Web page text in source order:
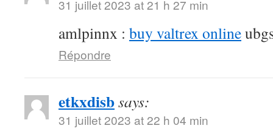
31 juillet 2023 at 21 h 27 min
amlpinnx : buy valtrex online
Répondre
etkxdisbsays:
31 juillet 2023 at 22 h 04 min